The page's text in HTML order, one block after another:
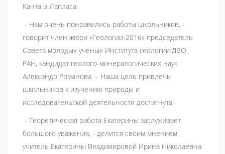
Канта и Лапласа.
- Нам очень понравились работы школьников, -
говорит член жюри «Геологии-2016» председатель
Совета молодых ученых Института геологии ДВО
РАН, кандидат геолого-минералогических наук
Александр Романова. – Наша цель привлечь
школьников к изучению природы и
исследовательской деятельности достигнута.
- Теоретическая работа Екатерины заслуживает
большого уважения, - делится своим мнением
учитель Екатерины Владимировой Ирина Николаевна